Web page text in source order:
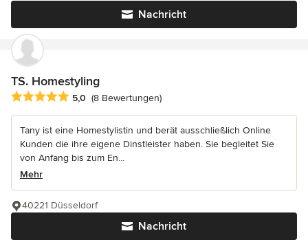
Nachricht
TS. Homestyling
Durchschnittliche Bewertung: 5 von 5 Sternen
5,0 (8 Bewertungen)
Tany ist eine Homestylistin und berät ausschließlich Online
Kunden die ihre eigene Dinstleister haben. Sie begleitet Sie
von Anfang bis zum En...
Mehr
Nachricht
40221 Düsseldorf